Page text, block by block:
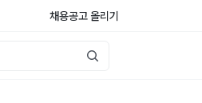
채용공고 올리기